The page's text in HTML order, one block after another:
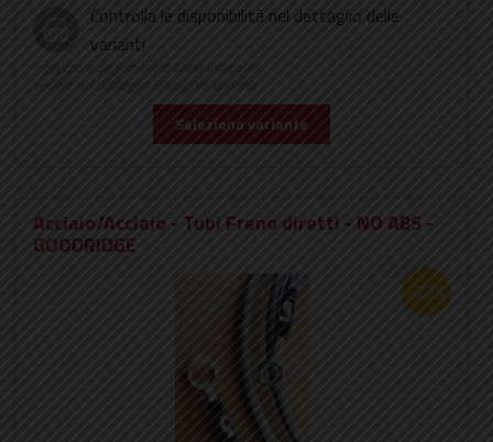
Controlla le disponibilità nel dettaglio delle
varianti
* prezzo e disponibilità sono indicativi,
vedere nel dettaglio le singole varianti
Seleziona variante
Acciaio/Acciaio - Tubi Freno diretti - NO ABS -
GOODRIDGE
-22%